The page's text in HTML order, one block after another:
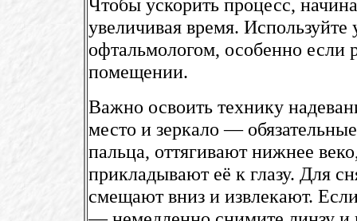
увеличивая время.
офтальмологом, особенно если
помещении.
Важно освоить технику
место и зеркало —
пальца, оттягивают нижнее
прикладывают её к глазу. Для
смещают вниз и извлекают.